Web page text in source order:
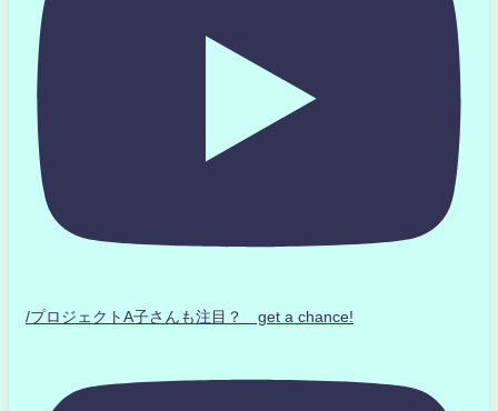
/プロジェクトA子さんも注目？ get a chance!